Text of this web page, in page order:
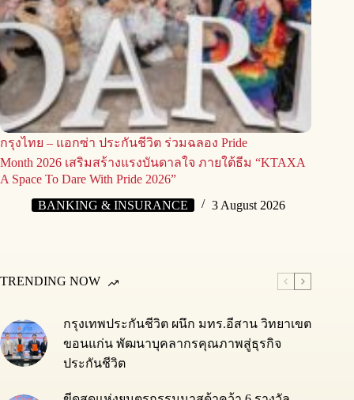
กรุงไทย – แอกซ่า ประกันชีวิต ร่วมฉลอง Pride
Month 2026 เสริมสร้างแรงบันดาลใจ ภายใต้ธีม “KTAXA
A Space To Dare With Pride 2026”
BANKING & INSURANCE
3 August 2026
TRENDING NOW
กรุงเทพประกันชีวิต ผนึก มทร.อีสาน วิทยาเขต
ขอนแก่น พัฒนาบุคลากรคุณภาพสู่ธุรกิจ
ประกันชีวิต